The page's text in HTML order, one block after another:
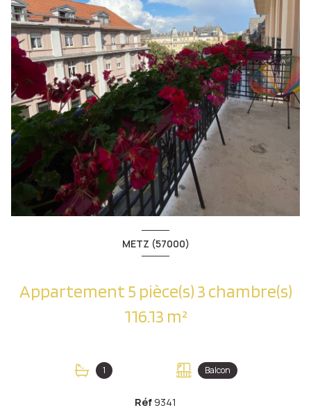
METZ (57000)
Appartement 5 pièce(s) 3 chambre(s)
116.13 m²
1 Balcon
Réf 9341